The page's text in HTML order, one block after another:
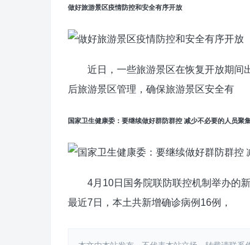
做好旅游景区疫情防控和安全有序开放
近日，一些旅游景区在恢复开放期间
后旅游景区管理，确保旅游景区安全有
国家卫生健康委：要继续做好群防群控 减少不必要的人员聚
4月10日国务院联防联控机制举办的新
最近7日，本土共新增确诊病例16例，